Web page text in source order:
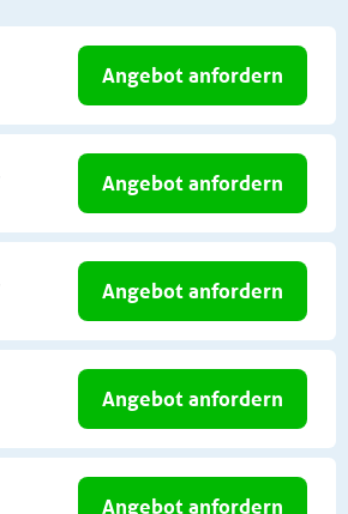
Angebot anfordern
Angebot anfordern
Angebot anfordern
Angebot anfordern
Angebot anfordern